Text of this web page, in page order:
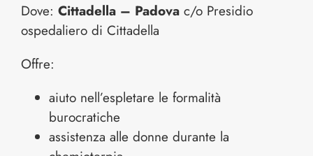
Dove: Cittadella – Padovac/o Presidio
ospedaliero di Cittadella
Offre:
aiuto nell’espletare le formalità
burocratiche
assistenza alle donne durante la